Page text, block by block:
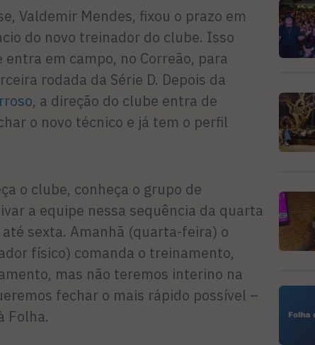
Valdemir Mendes, fixou o prazo em
do novo treinador do clube. Isso
em campo, no Correão, para
rodada da Série D. Depois da
, a direção do clube entra de
o novo técnico e já tem o perfil
o clube, conheça o grupo de
a equipe nessa sequência da quarta
sexta. Amanhã (quarta-feira) o
físico) comanda o treinamento,
mas não teremos interino na
fechar o mais rápido possível –
Folha.